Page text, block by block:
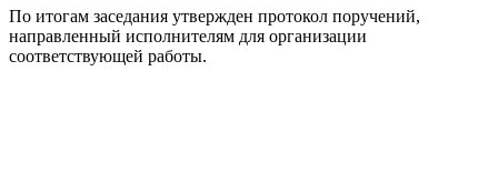
По итогам заседания утвержден протокол поручений,
направленный исполнителям для организации
соответствующей работы.